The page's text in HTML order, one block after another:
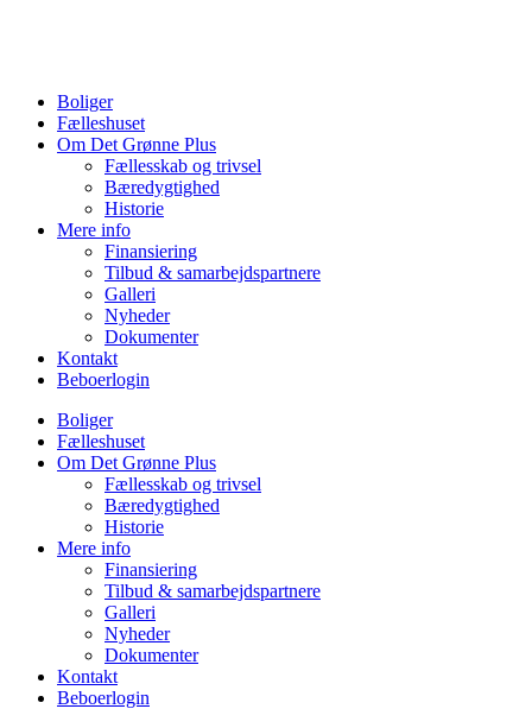
Boliger
Fælleshuset
Om Det Grønne Plus
Fællesskab og trivsel
Bæredygtighed
Historie
Mere info
Finansiering
Tilbud & samarbejdspartnere
Galleri
Nyheder
Dokumenter
Kontakt
Beboerlogin
Boliger
Fælleshuset
Om Det Grønne Plus
Fællesskab og trivsel
Bæredygtighed
Historie
Mere info
Finansiering
Tilbud & samarbejdspartnere
Galleri
Nyheder
Dokumenter
Kontakt
Beboerlogin